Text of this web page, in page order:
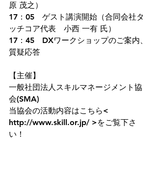
原 茂之）
17：05　ゲスト講演開始（合同会社タ
ッチコア代表　小西 一有 氏）
17：45　DXワークショップのご案内、
質疑応答
【主催】
一般社団法人スキルマネージメント協
会(SMA)
当協会の活動内容はこちら<
http://www.skill.or.jp/ >をご覧下さ
い！